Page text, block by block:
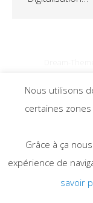
Nous utilisons
certaines
Grâce à ça
expérience de
savoir